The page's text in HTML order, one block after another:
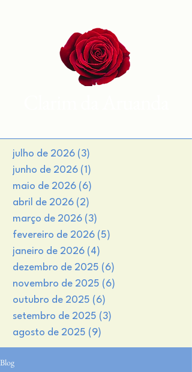
julho de 2026 (3)
junho de 2026 (1)
maio de 2026 (6)
abril de 2026 (2)
março de 2026 (3)
fevereiro de 2026 (5)
janeiro de 2026 (4)
dezembro de 2025 (6)
novembro de 2025 (6)
outubro de 2025 (6)
setembro de 2025 (3)
agosto de 2025 (9)
Blog